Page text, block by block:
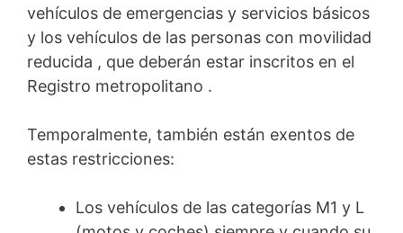
vehículos de emergencias y servicios básicos
y los vehículos de las personas con movilidad
reducida , que deberán estar inscritos en el
Registro metropolitano .
Temporalmente, también están exentos de
estas restricciones:
Los vehículos de las categorías M1 y L